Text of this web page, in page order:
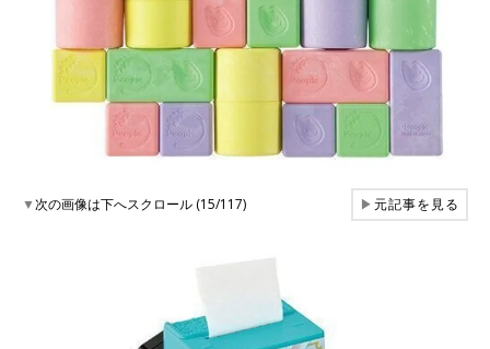
▼次の画像は下へスクロール (15/117) ▶元記事を見る